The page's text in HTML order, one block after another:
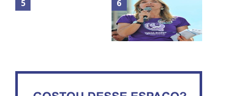
No Brasil do golpe, 61,5 mi
de consumidores estão
inadimplentes
Circulação de ar no túnel